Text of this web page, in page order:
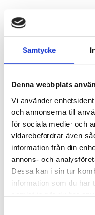
Samtycke
Denna webbplats
Vi använder
och annonserna till
för sociala medier och
vidarebefordrar även
information från din
annons- och
Dessa kan i sin tur
information som du har
samlat in när du har